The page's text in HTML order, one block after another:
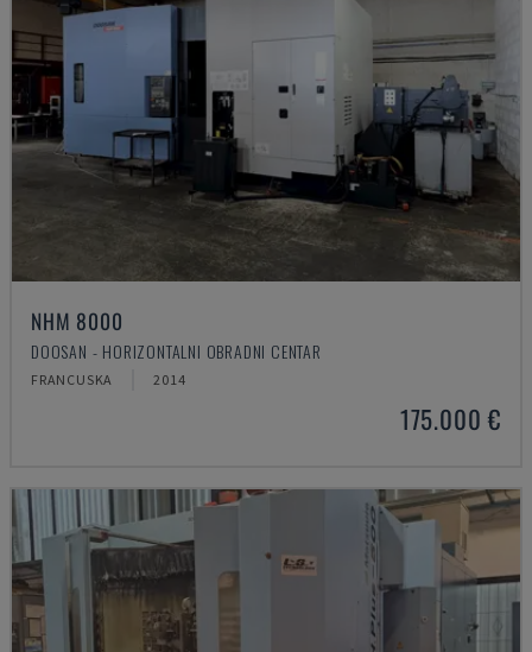
NHM 8000
DOOSAN - HORIZONTALNI OBRADNI CENTAR
FRANCUSKA 2014
175.000 €